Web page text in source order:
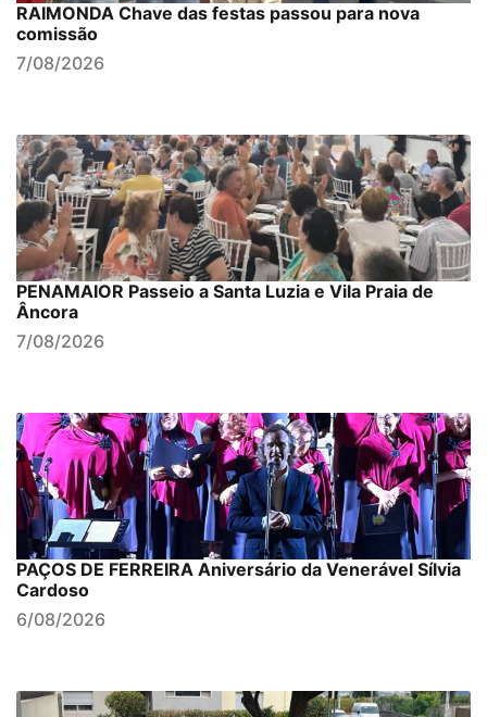
RAIMONDA Chave das festas passou para nova
comissão
7/08/2026
PENAMAIOR Passeio a Santa Luzia e Vila Praia de
Âncora
7/08/2026
PAÇOS DE FERREIRA Aniversário da Venerável Sílvia
Cardoso
6/08/2026